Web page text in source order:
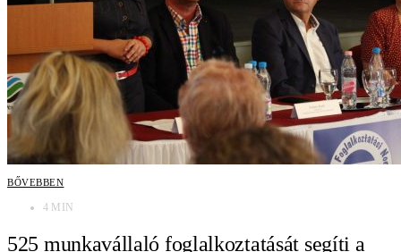
BŐVEBBEN
4 MIN
525 munkavállaló foglalkoztatását segíti a